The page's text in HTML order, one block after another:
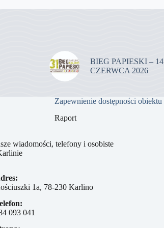
BIEG PAPIESKI – 14
CZERWCA 2026
Zapewnienie dostępności obiektu
Raport
wiadomości, telefony i osobiste
1a, 78-230 Karlino
093 041